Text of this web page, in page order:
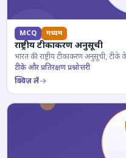
MCQ मध्यम
राष्ट्रीय टीकाकरण अनुसूची
भारत की राष्ट्रीय टीकाकरण अनुसूची, टीके
टीके और प्रतिरक्षण प्रश्नोत्तरी
क्विज़ लें